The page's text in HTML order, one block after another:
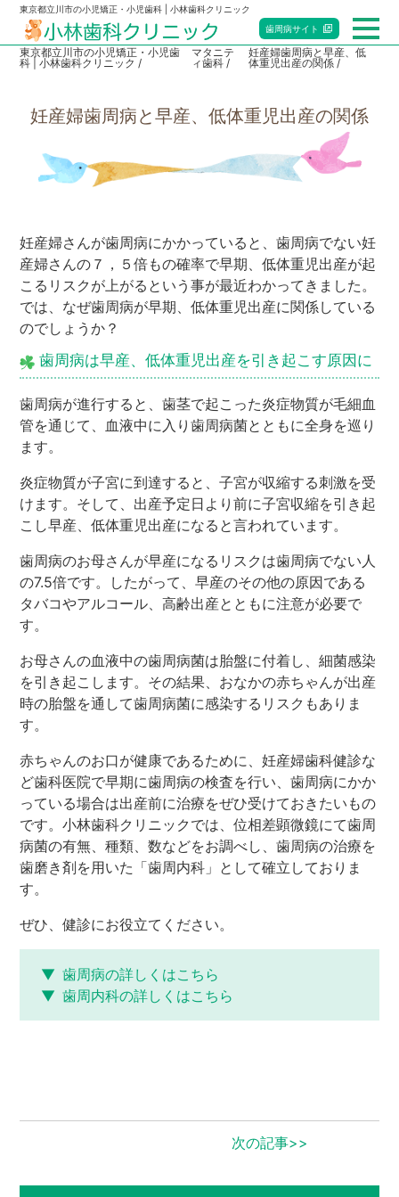
東京都立川市の小児矯正・小児歯科 | 小林歯科クリニック
歯周病サイト
赤ちゃん歯科
当院のご案内
アクセス・診療時間
東京都立川市の小児矯正・小児歯
科 | 小林歯科クリニック
マタニテ
ィ歯科
妊産婦歯周病と早産、低
体重児出産の関係
妊産婦歯周病と早産、低体重児出産の関係
妊産婦さんが歯周病にかかっていると、歯周病でない妊
産婦さんの７，５倍もの確率で早期、低体重児出産が起
こるリスクが上がるという事が最近わかってきました。
では、なぜ歯周病が早期、低体重児出産に関係している
のでしょうか？
歯周病は早産、低体重児出産を引き起こす原因に
歯周病が進行すると、歯茎で起こった炎症物質が毛細血
管を通じて、血液中に入り歯周病菌とともに全身を巡り
ます。
炎症物質が子宮に到達すると、子宮が収縮する刺激を受
けます。そして、出産予定日より前に子宮収縮を引き起
こし早産、低体重児出産になると言われています。
歯周病のお母さんが早産になるリスクは歯周病でない人
の7.5倍です。したがって、早産のその他の原因である
タバコやアルコール、高齢出産とともに注意が必要で
す。
お母さんの血液中の歯周病菌は胎盤に付着し、細菌感染
を引き起こします。その結果、おなかの赤ちゃんが出産
時の胎盤を通して歯周病菌に感染するリスクもありま
す。
赤ちゃんのお口が健康であるために、妊産婦歯科健診な
ど歯科医院で早期に歯周病の検査を行い、歯周病にかか
っている場合は出産前に治療をぜひ受けておきたいもの
です。小林歯科クリニックでは、位相差顕微鏡にて歯周
病菌の有無、種類、数などをお調べし、歯周病の治療を
歯磨き剤を用いた「歯周内科」として確立しておりま
す。
ぜひ、健診にお役立てください。
歯周病の詳しくはこちら
歯周内科の詳しくはこちら
次の記事>>